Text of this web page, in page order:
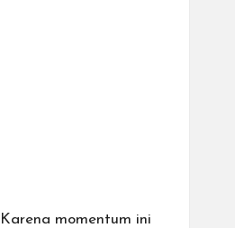
momentum ini